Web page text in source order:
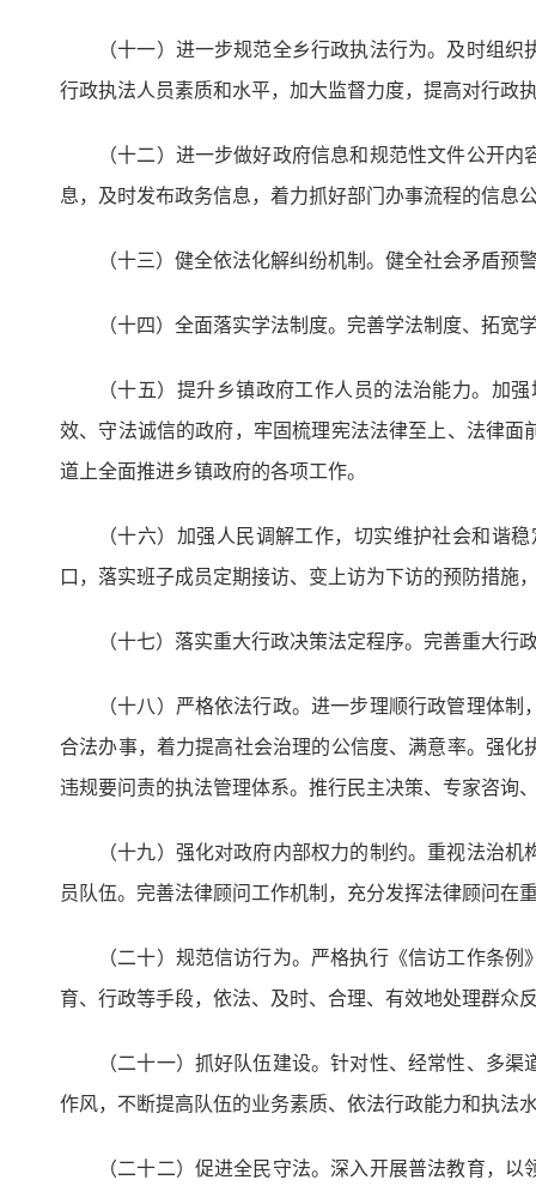
（十一）进一步规范全乡行政执法行为。及时组
行政执法人员素质和水平，加大监督力度，提高对行政
（十二）进一步做好政府信息和规范性文件公开
息，及时发布政务信息，着力抓好部门办事流程的信息
（十三）健全依法化解纠纷机制。健全社会矛盾
（十四）全面落实学法制度。完善学法制度、拓
（十五）提升乡镇政府工作人员的法治能力。加
效、守法诚信的政府，牢固梳理宪法法律至上、法律
道上全面推进乡镇政府的各项工作。
（十六）加强人民调解工作，切实维护社会和谐
口，落实班子成员定期接访、变上访为下访的预防措施
（十七）落实重大行政决策法定程序。完善重大
（十八）严格依法行政。进一步理顺行政管理体
合法办事，着力提高社会治理的公信度、满意率。强
违规要问责的执法管理体系。推行民主决策、专家咨询
（十九）强化对政府内部权力的制约。重视法治
员队伍。完善法律顾问工作机制，充分发挥法律顾问在
（二十）规范信访行为。严格执行《信访工作条
育、行政等手段，依法、及时、合理、有效地处理群众
（二十一）抓好队伍建设。针对性、经常性、多
作风，不断提高队伍的业务素质、依法行政能力和执法
（二十二）促进全民守法。深入开展普法教育，